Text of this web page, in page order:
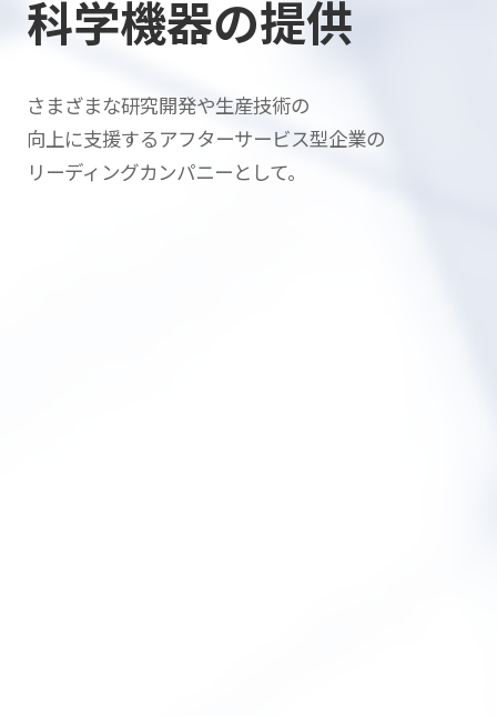
科学機器の提供
さまざまな研究開発や生産技術の
向上に支援するアフターサービス型企業の
リーディングカンパニーとして。